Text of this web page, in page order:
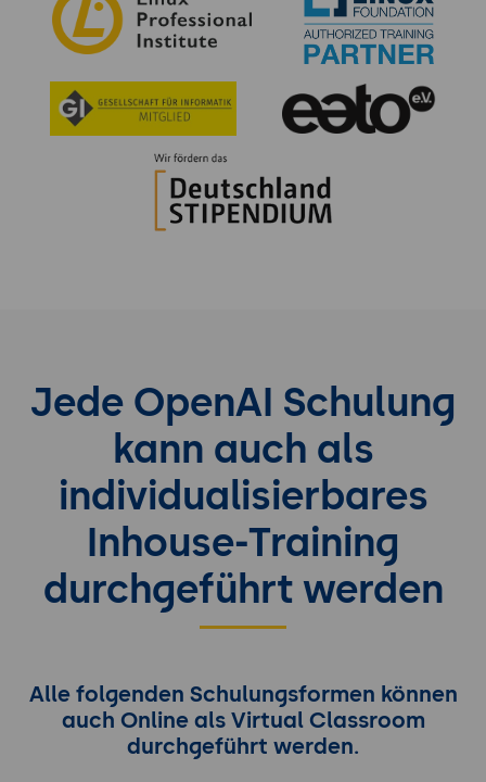
Jede OpenAI Schulung
kann auch als
individualisierbares
Inhouse-Training
durchgeführt werden
Alle folgenden Schulungsformen können
auch Online als Virtual Classroom
durchgeführt werden.